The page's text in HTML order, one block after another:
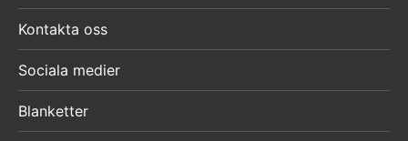
Kontakta oss
Sociala medier
Blanketter